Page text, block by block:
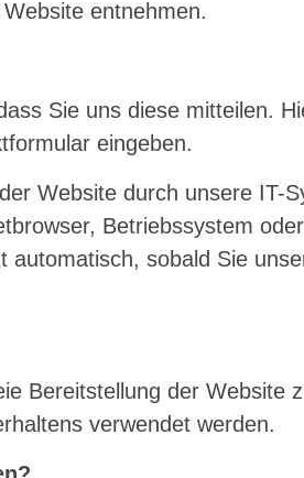
entnehmen.
Sie uns diese mitteilen.
eingeben.
Website durch unsere IT-
Betriebssystem
sobald Sie
Bereitstellung der Website
verwendet werden.